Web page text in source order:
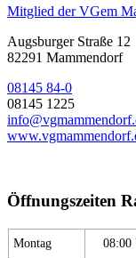
Mitglied der VGem
Augsburger Straße 12
82291 Mammendorf
08145 84-0
08145 1225
Öffnungszeiten
Montag 08:00